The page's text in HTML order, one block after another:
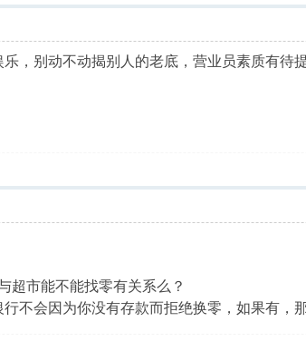
，别动不动揭别人的老底，营业员素质有待
超市能不能找零有关系么？
不会因为你没有存款而拒绝换零，如果有，